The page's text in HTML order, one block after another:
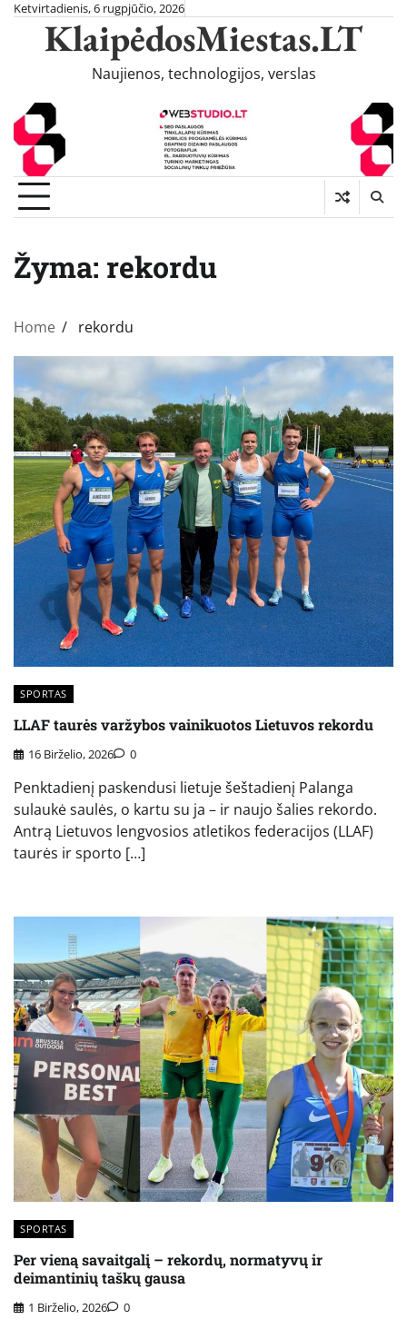
Skip
content
Ketvirtadienis, 6 rugpjūčio, 2026
KlaipėdosMiestas.LT
Naujienos, technologijos, verslas
Žyma: rekordu
Home rekordu
SPORTAS
LLAF taurės varžybos vainikuotos Lietuvos rekordu
16 Birželio, 2026 0
Penktadienį paskendusi lietuje šeštadienį Palanga
sulaukė saulės, o kartu su ja – ir naujo šalies rekordo.
Antrą Lietuvos lengvosios atletikos federacijos (LLAF)
taurės ir sporto […]
SPORTAS
Per vieną savaitgalį – rekordų, normatyvų ir
deimantinių taškų gausa
1 Birželio, 2026 0